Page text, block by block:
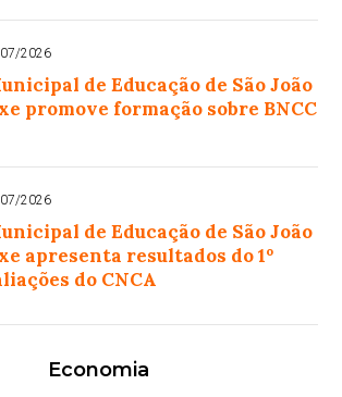
2026
de Educação de São João
promove formação sobre BNCC
2026
de Educação de São João
apresenta resultados do 1º
do CNCA
Economia